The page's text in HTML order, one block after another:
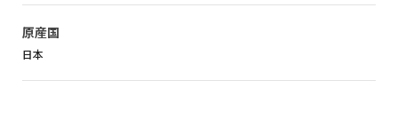
原産国
日本